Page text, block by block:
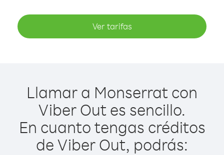
Ver tarifas
Llamar a Monserrat con
Viber Out es sencillo.
En cuanto tengas créditos
de Viber Out, podrás: